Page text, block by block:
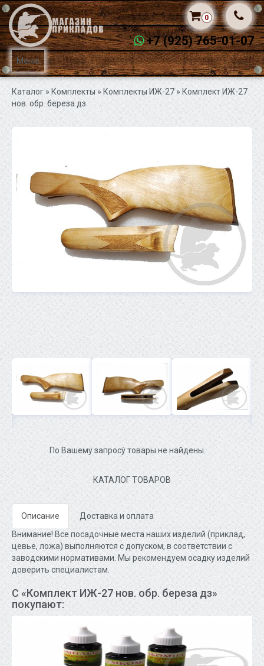
Меню
+7 (925) 765-01-07
0
Каталог» Комплекты »Комплекты ИЖ-27» Комплект ИЖ-27
нов. обр. береза дз
По Вашему запросу товары не найдены.
КАТАЛОГ ТОВАРОВ
Описание
Доставка и оплата
Внимание! Все посадочные места наших изделий (приклад,
цевье, ложа) выполняются с допуском, в соответствии с
заводскими нормативами. Мы рекомендуем осадку изделий
доверить специалистам.
С «Комплект ИЖ-27 нов. обр. береза дз»
покупают: